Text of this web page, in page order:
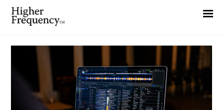
Highlight
Report